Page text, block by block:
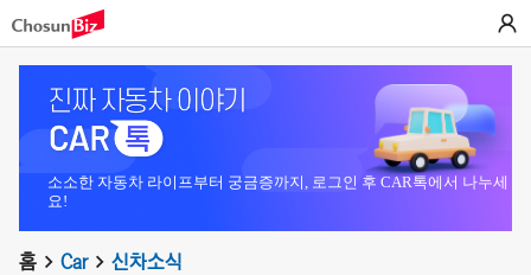
소소한 자동차 라이프부터 궁금증까지, 로그인 후 CAR톡에서 나누세
요!
홈 Car 신차소식